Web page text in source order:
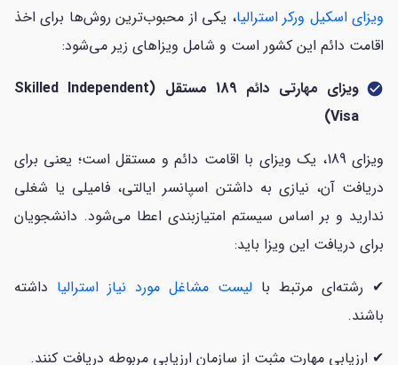
ویزای اسکیل ورکر استرالیا، یکی از محبوب‌ترین روش‌ها برای اخذ
اقامت دائم این کشور است و شامل ویزاهای زیر می‌شود:
check_circle
ویزای مهارتی دائم 189 مستقل (Skilled Independent
Visa)
ویزای 189، یک ویزای با اقامت دائم و مستقل است؛ یعنی برای
دریافت آن، نیازی به داشتن اسپانسر ایالتی، فامیلی یا شغلی
ندارید و بر اساس سیستم امتیازبندی اعطا می‌شود. دانشجویان
برای دریافت این ویزا باید:
✔ رشته‌ای مرتبط با لیست مشاغل مورد نیاز استرالیا داشته
باشند.
✔ ارزیابی مهارت مثبت از سازمان ارزیابی مربوطه دریافت کنند.